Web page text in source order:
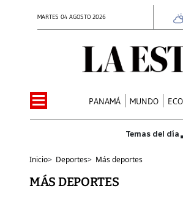
MARTES 04 AGOSTO 2026
PANAMÁ MUNDO
Inicio> Deportes> Más deportes
MÁS DEPORTES